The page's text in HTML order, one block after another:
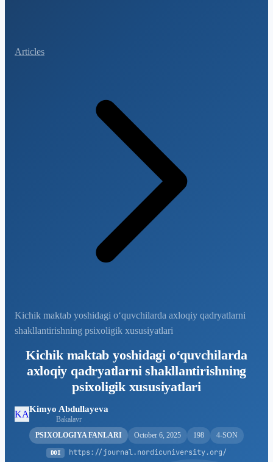
Articles
Kichik maktab yoshidagi o‘quvchilarda axloqiy qadryatlarni
shakllantirishning psixoligik xususiyatlari
Kichik maktab yoshidagi o‘quvchilarda
axloqiy qadryatlarni shakllantirishning
psixoligik xususiyatlari
KAKimyo Abdullayeva
Bakalavr
PSIXOLOGIYA FANLARI
October 6, 2025 198 4-SON
DOI https://journal.nordicuniversity.org/